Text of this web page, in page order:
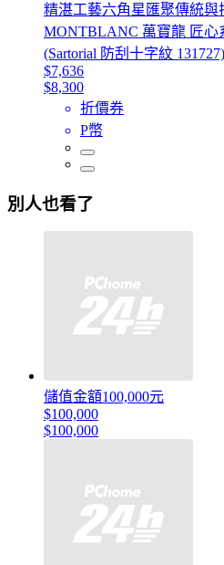
精湛工藝六角星匯聚傳統與
MONTBLANC 萬寶龍 匠心
(Sartorial 防刮十字紋 131727)
$7,636
$8,300
折價券
P幣
別人也看了
儲值金額100,000元
$100,000
$100,000